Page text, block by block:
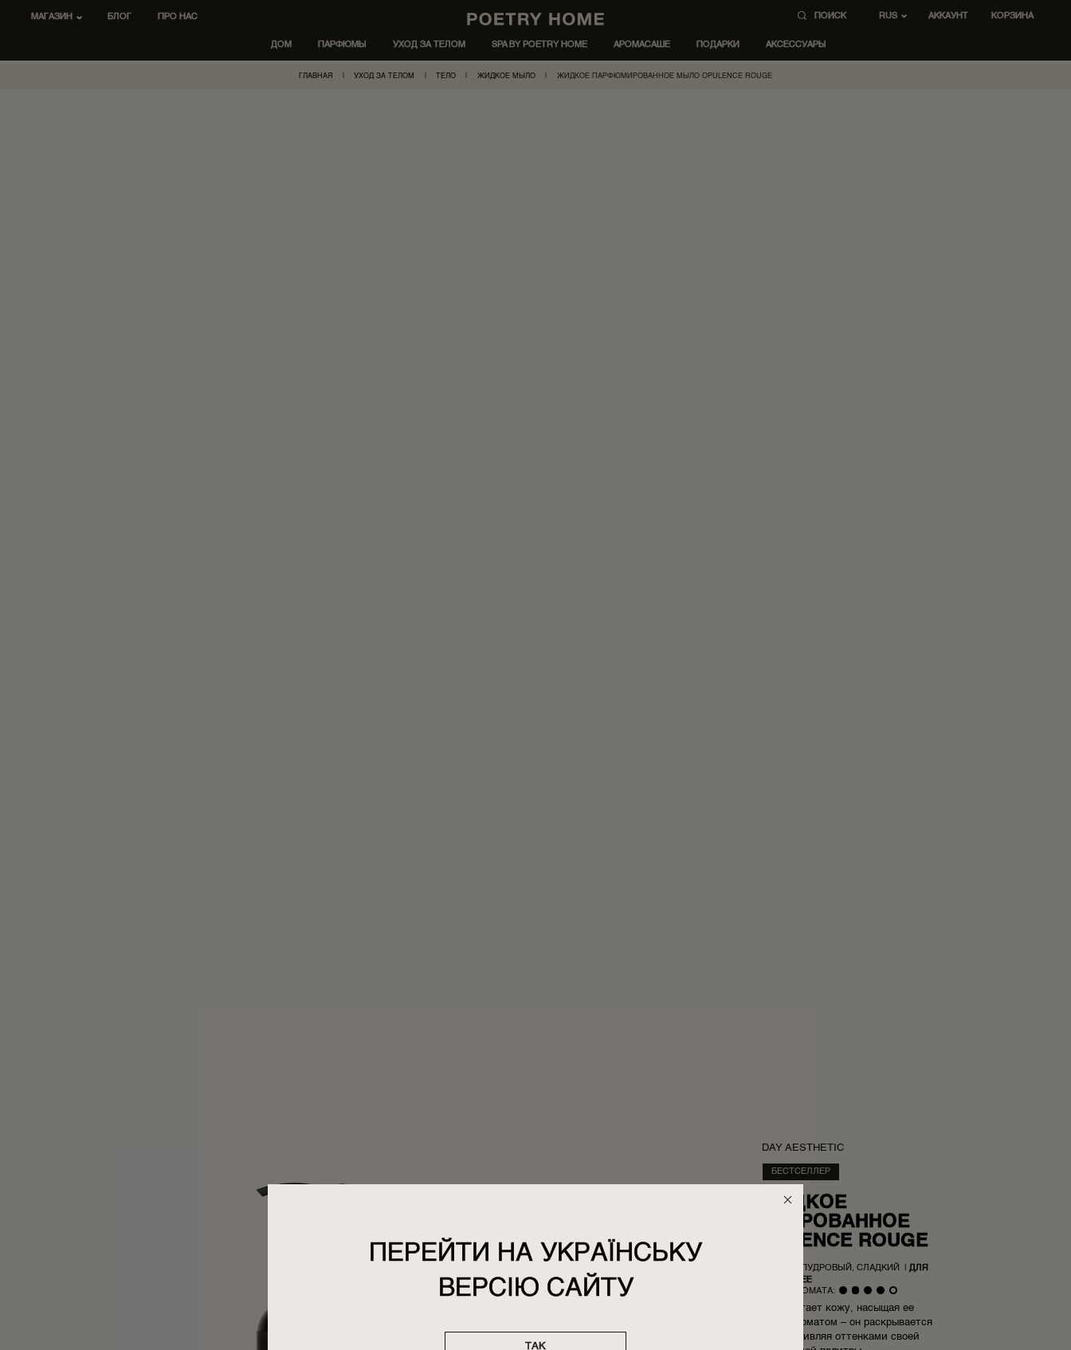
МАГАЗИН БЛОГ ПРО НАС ПОИСК RUS AККАУНТ КОРЗИНА
ДОМ ПАРФЮМЫ УХОД ЗА ТЕЛОМ SPA BY POETRY HOME АРОМАСАШЕ ПОДАРКИ АКСЕССУАРЫ
ГЛАВНАЯ УХОД ЗА ТЕЛОМ ТЕЛО ЖИДКОЕ МЫЛО ЖИДКОЕ ПАРФЮМИРОВАННОЕ МЫЛО OPULENCE ROUGE
DAY AESTHETIC
БЕСТСЕЛЛЕР
ЖИДКОЕ
ПАРФЮМИРОВАННОЕ
МЫЛО OPULENCE ROUGE
ВАНИЛЬНЫЙ, ЦВЕТОЧНЫЙ, ПУДРОВЫЙ, СЛАДКИЙ
ДЛЯ
НЕЕ
ИНТЕНСИВНОСТЬ АРОМАТА:
Хорошо очищает и питает кожу, насыщая ее
чувственным нишевым ароматом – он раскрывается
постепенно, приятно удивляя оттенками своей
ПЕРЕЙТИ НА УКРАЇНСЬКУ
ВЕРСІЮ САЙТУ
ТАК